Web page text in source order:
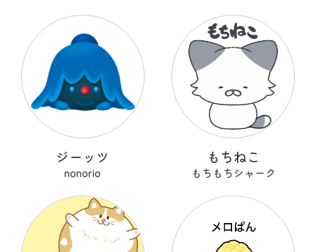
ジーッツ
nonorio
もちねこ
もちもちシャーク